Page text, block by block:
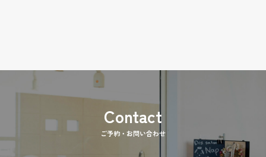
ご予約・お問い合わせ